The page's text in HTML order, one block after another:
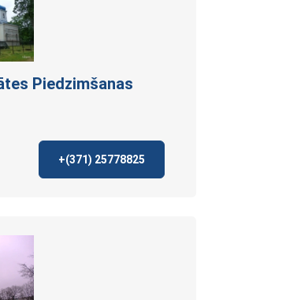
Piedzimšanas
+(371) 25778825